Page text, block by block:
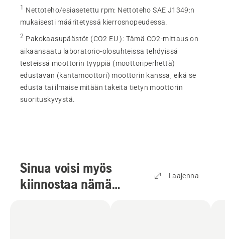
1 Nettoteho/esiasetettu rpm: Nettoteho SAE J1349:n
mukaisesti määritetyssä kierrosnopeudessa.
2 Pakokaasupäästöt (CO2 EU ): Tämä CO2-mittaus on
aikaansaatu laboratorio-olosuhteissa tehdyissä
testeissä moottorin tyyppiä (moottoriperhettä)
edustavan (kantamoottori) moottorin kanssa, eikä se
edusta tai ilmaise mitään takeita tietyn moottorin
suorituskyvystä.
Sinua voisi myös
kiinnostaa nämä
Laajenna